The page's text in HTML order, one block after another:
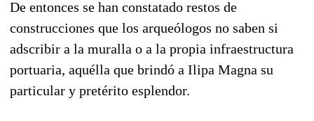
De entonces se han constatado restos de
construcciones que los arqueólogos no saben si
adscribir a la muralla o a la propia infraestructura
portuaria, aquélla que brindó a Ilipa Magna su
particular y pretérito esplendor.